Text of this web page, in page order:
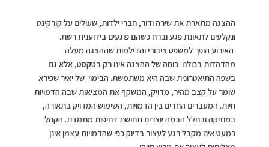
ההצגה מתארת את שירה ודור, חברי ילדות, שעולים על קורקינט
ונקלעים לתאונת פגע וברח כשהם פוגעים בידוענית רשת.
האירוע הופך למשפט ציבורי והדילמות שההצגה מעלה
מהדהדות בכולנו. כוחה של ההצגה אינו רק בטקסט, אלא גם
בשפה התיאטרונית שבה היא משתמשת. הבימוי של יאיר שפירא
שומר על קצב מהיר, מדויק, המשקף את המציאות שבה הדמויות
חיות. המעברים החדים בין הדמויות, השימוש המדויק בתאורה,
במוזיקה ובחלל הבמה יוצרים תחושת דחיפות מתמדת. הקהל
כמעט אינו מקבל רגע לעצור בדיוק כפי שהדמויות עצמן אינן